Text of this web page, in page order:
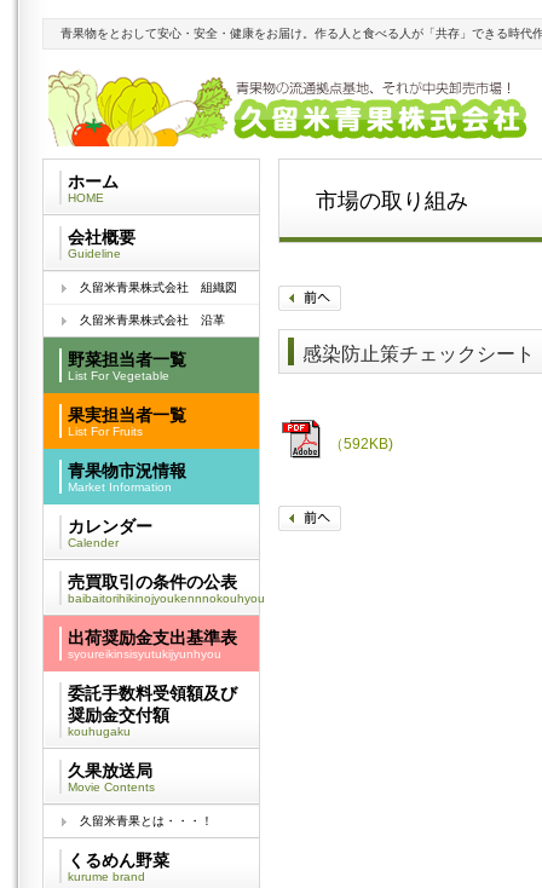
青果物をとおして安心・安全・健康をお届け。作る人と食べる人が「共存」できる時代
ホーム
HOME
会社概要
Guideline
久留米青果株式会社 組織図
久留米青果株式会社 沿革
野菜担当者一覧
List For Vegetable
果実担当者一覧
List For Fruits
青果物市況情報
Market Information
カレンダー
Calender
売買取引の条件の公表
baibaitorihikinojyoukennnokouhyou
出荷奨励金支出基準表
syoureikinsisyutukijyunhyou
委託手数料受領額及び
奨励金交付額
kouhugaku
久果放送局
Movie Contents
久留米青果とは・・・！
くるめん野菜
kurume brand
市場の取り組み
感染防止策チェックシート
（592KB)